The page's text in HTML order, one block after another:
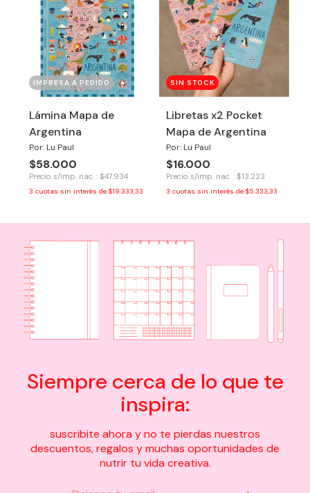
IMPRESA A PEDIDO
Lámina Mapa de
Argentina
Por: Lu Paul
$58.000
Precio s/imp. nac. : $47.934
3 cuotas sin interés de $19.333,33
SIN STOCK
Libretas x2 Pocket
Mapa de Argentina
Por: Lu Paul
$16.000
Precio s/imp. nac. : $13.223
3 cuotas sin interés de $5.333,33
Siempre cerca de lo que te
inspira:
suscribite ahora y no te pierdas nuestros
descuentos, regalos y muchas oportunidades de
nutrir tu vida creativa.